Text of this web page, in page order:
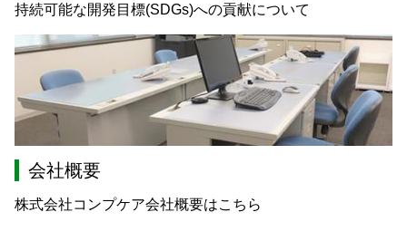
持続可能な開発目標(SDGs)への貢献について
会社概要
株式会社コンプケア会社概要はこちら